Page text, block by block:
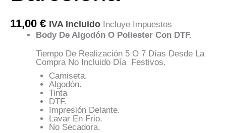
11,00 € IVA Incluido Incluye Impuestos
Body De Algodón O Poliester Con DTF.
Tiempo De Realización 5 O 7 Días Desde La
Compra No Incluido Día Festivos.
Camiseta.
Algodón.
Tinta
DTF.
Impresión Delante.
Lavar En Frio.
No Secadora.